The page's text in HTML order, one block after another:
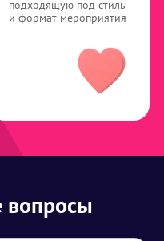
подходящую под стиль
и формат мероприятия
вопросы